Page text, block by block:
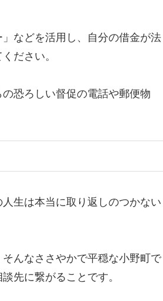
などを活用し、自分の借金が法
ださい。
恐ろしい督促の電話や郵便物
生は本当に取り返しのつかない
んなささやかで平穏な小野町で
先に繋がることです。